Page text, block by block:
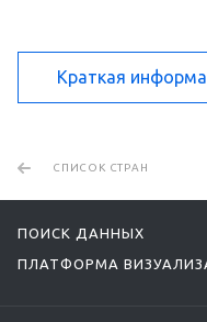
Краткая
СПИСОК СТРАН
ПОИСК ДАННЫХ
ПЛАТФОРМА